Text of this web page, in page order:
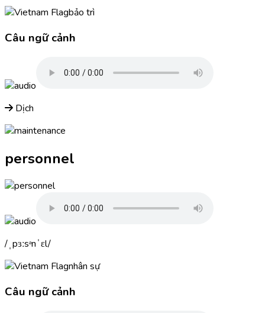
bảo trì
Câu ngữ cảnh
Dịch
personnel
ˌpɜːsᵊnˈɛl
nhân sự
Câu ngữ cảnh